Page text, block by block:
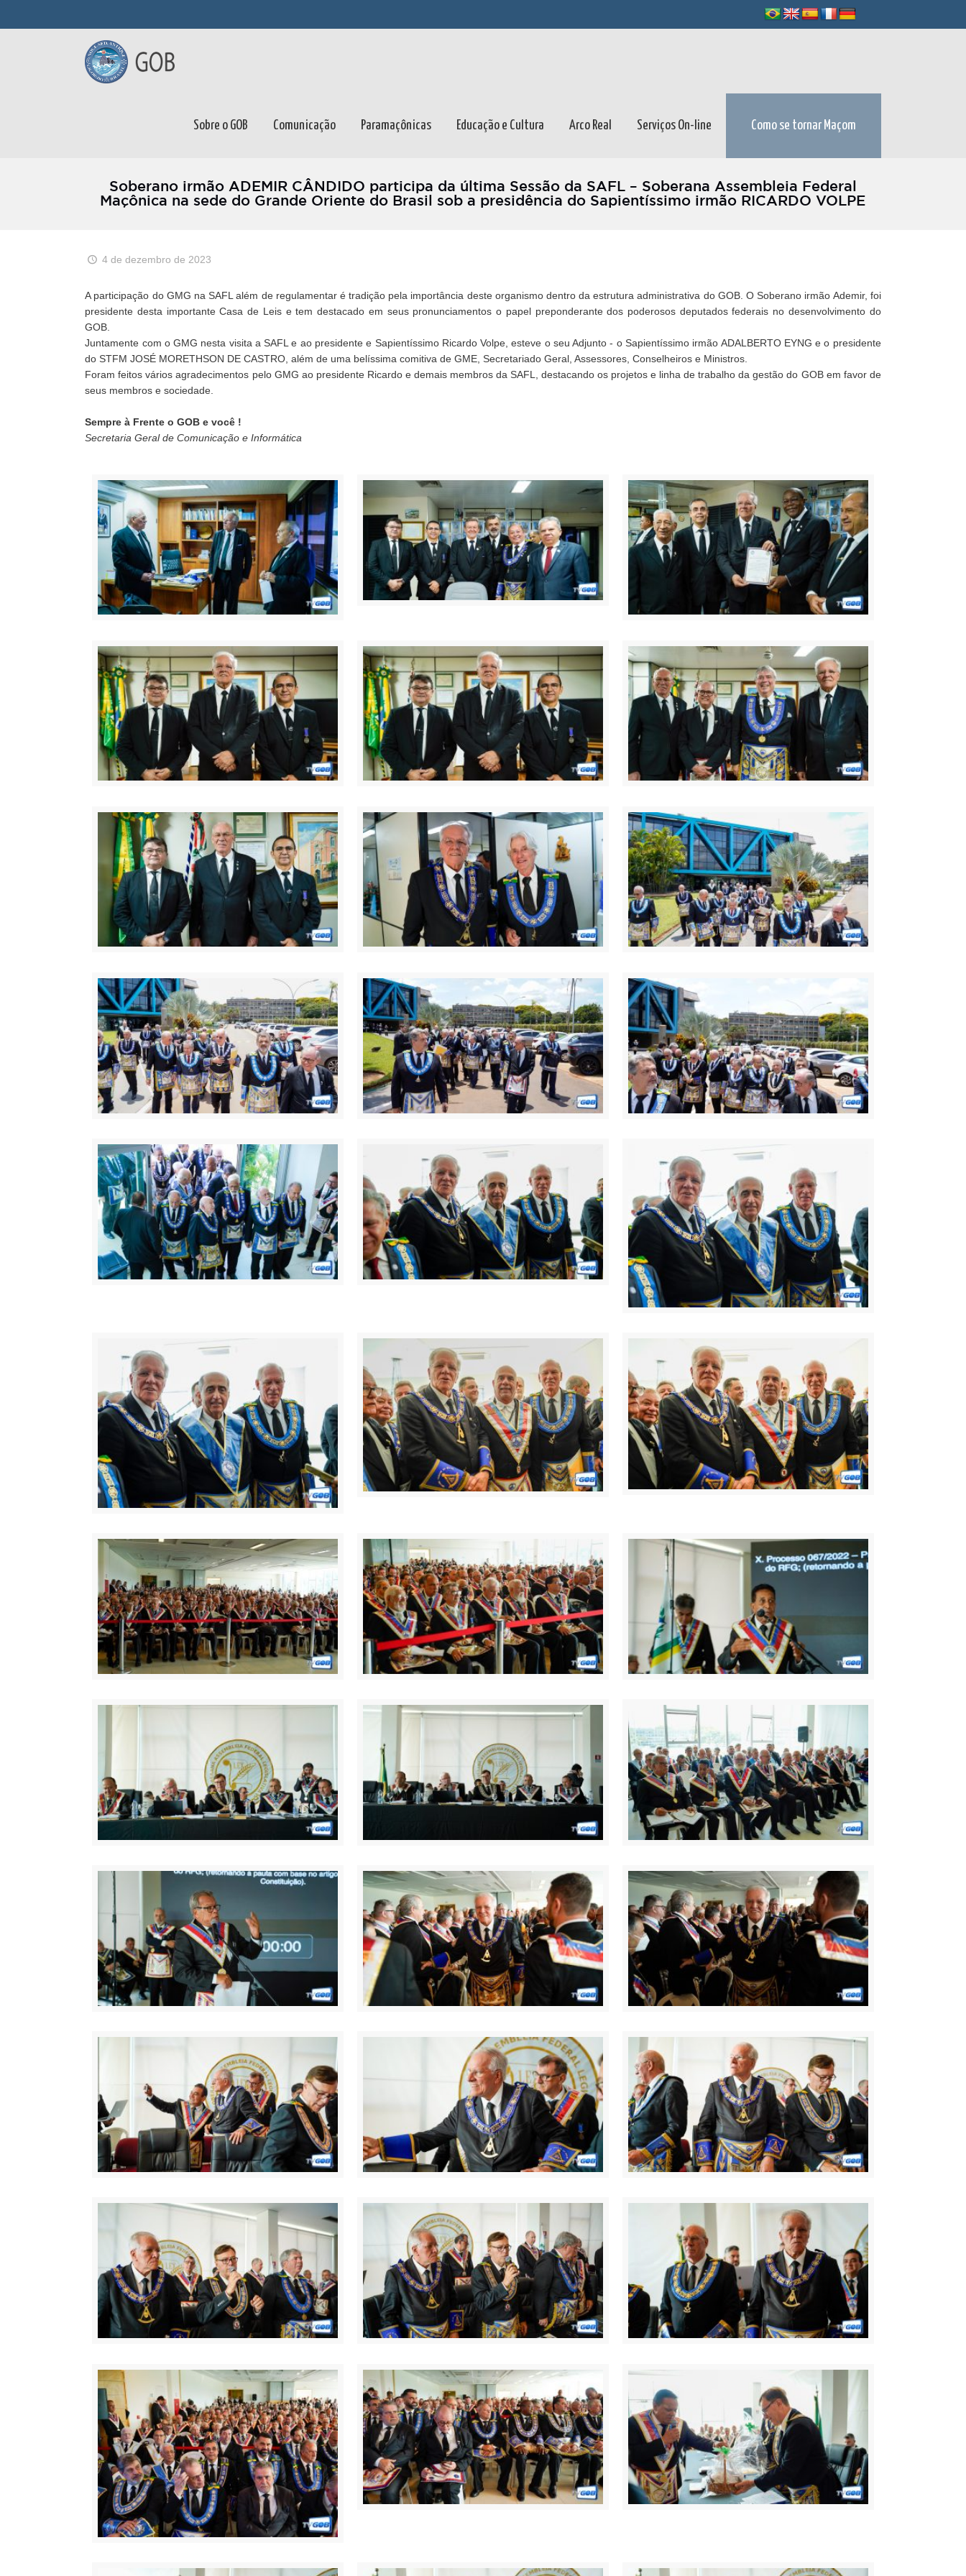
Sobre o GOB Comunicação Paramaçônicas Educação e Cultura Arco Real Serviços On-line Como se tornar Maçom
Soberano irmão ADEMIR CÂNDIDO participa da última Sessão da SAFL – Soberana Assembleia Federal
Maçônica na sede do Grande Oriente do Brasil sob a presidência do Sapientíssimo irmão RICARDO VOLPE
4 de dezembro de 2023
A participação do GMG na SAFL além de regulamentar é tradição pela importância deste organismo dentro da estrutura administrativa do GOB. O Soberano irmão Ademir, foi
presidente desta importante Casa de Leis e tem destacado em seus pronunciamentos o papel preponderante dos poderosos deputados federais no desenvolvimento do
GOB.
Juntamente com o GMG nesta visita a SAFL e ao presidente e Sapientíssimo Ricardo Volpe, esteve o seu Adjunto - o Sapientíssimo irmão ADALBERTO EYNG e o presidente
do STFM JOSÉ MORETHSON DE CASTRO, além de uma belíssima comitiva de GME, Secretariado Geral, Assessores, Conselheiros e Ministros.
Foram feitos vários agradecimentos pelo GMG ao presidente Ricardo e demais membros da SAFL, destacando os projetos e linha de trabalho da gestão do GOB em favor de
seus membros e sociedade.
Sempre à Frente o GOB e você !
Secretaria Geral de Comunicação e Informática